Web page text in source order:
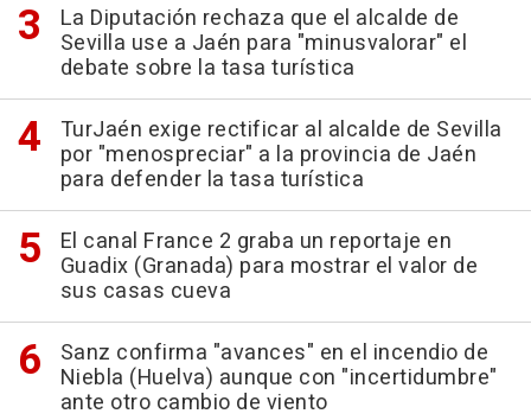
La Diputación rechaza que el alcalde de
Sevilla use a Jaén para "minusvalorar" el
debate sobre la tasa turística
TurJaén exige rectificar al alcalde de Sevilla
por "menospreciar" a la provincia de Jaén
para defender la tasa turística
El canal France 2 graba un reportaje en
Guadix (Granada) para mostrar el valor de
sus casas cueva
Sanz confirma "avances" en el incendio de
Niebla (Huelva) aunque con "incertidumbre"
ante otro cambio de viento